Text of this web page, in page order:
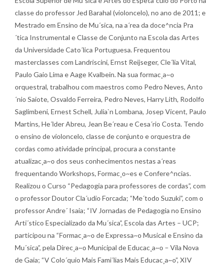
classe do professor Jed Barahal (violoncelo), no ano de 2011; e
Mestrado em Ensino de Mu´sica, na a´rea da doce^ncia Pra
´tica Instrumental e Classe de Conjunto na Escola das Artes
da Universidade Cato´lica Portuguesa. Frequentou
masterclasses com Landriscini, Ernst Reijseger, Cle´lia Vital,
Paulo Gaio Lima e Aage Kvalbein. Na sua formac¸a~o
orquestral, trabalhou com maestros como Pedro Neves, Anto
´nio Saiote, Osvaldo Ferreira, Pedro Neves, Harry Lith, Rodolfo
Saglimbeni, Ernest Schell, Julia`n Lombana, Josep Vicent, Paulo
Martins, He´lder Abreu, Jean Be´reau e Cesa´rio Costa. Tendo
o ensino de violoncelo, classe de conjunto e orquestra de
cordas como atividade principal, procura a constante
atualizac¸a~o dos seus conhecimentos nestas a´reas
frequentando Workshops, Formac¸o~es e Confere^ncias.
Realizou o Curso “Pedagogia para professores de cordas”, com
o professor Doutor Cla´udio Forcada; “Me´todo Suzuki”, com o
professor Andre´ Isaia; “IV Jornadas de Pedagogia no Ensino
Arti´stico Especializado da Mu´sica”, Escola das Artes – UCP;
participou na “Formac¸a~o de Expressa~o Musical e Ensino da
Mu´sica”, pela Direc¸a~o Municipal de Educac¸a~o – Vila Nova
de Gaia; “V Colo´quio Mais Fami´lias Mais Educac¸a~o”, XIV